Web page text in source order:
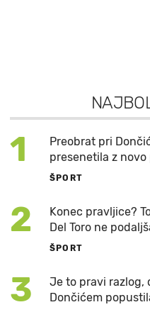
1
Preobrat pri
presenetila z novo
ŠPORT
2
Konec pravljice?
Del Toro ne
ŠPORT
3
Je to pravi razlog,
Dončićem